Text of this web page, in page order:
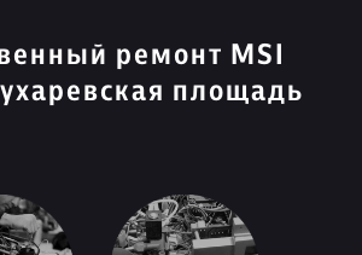
ремонт MSI
площадь